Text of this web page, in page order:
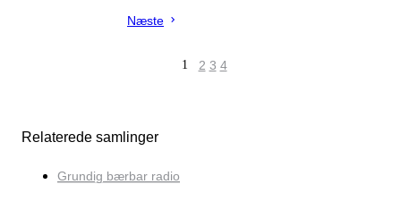
Næste
1 2 3 4
Relaterede samlinger
Grundig bærbar radio